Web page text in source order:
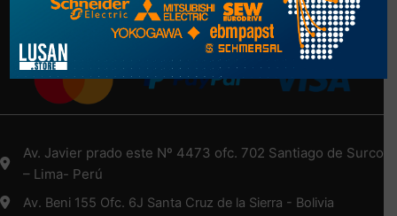
Medios de Pago
Av. Javier prado este Nº 4473 ofc. 702 Santiago de Surco
– Lima- Perú
Av. Beni 155 Ofc. 6J Santa Cruz de la Sierra - Bolivia